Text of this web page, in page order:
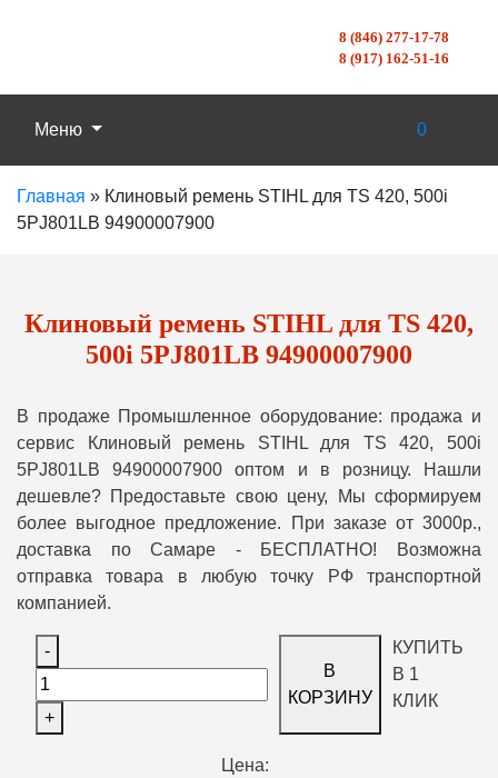
8 (846) 277-17-78
8 (917) 162-51-16
Меню 0
Главная » Клиновый ремень STIHL для ТS 420, 500i
5РJ801LB 94900007900
Клиновый ремень STIHL для ТS 420,
500i 5РJ801LB 94900007900
В продаже Промышленное оборудование: продажа и
сервис Клиновый ремень STIHL для ТS 420, 500i
5РJ801LB 94900007900 оптом и в розницу. Нашли
дешевле? Предоставьте свою цену, Мы сформируем
более выгодное предложение. При заказе от 3000р.,
доставка по Самаре - БЕСПЛАТНО! Возможна
отправка товара в любую точку РФ транспортной
компанией.
-
+
В
КОРЗИНУ
КУПИТЬ
В 1
КЛИК
Цена: